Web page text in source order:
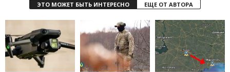
ЭТО МОЖЕТ БЫТЬ ИНТЕРЕСНО ЕЩЕ ОТ АВТОРА